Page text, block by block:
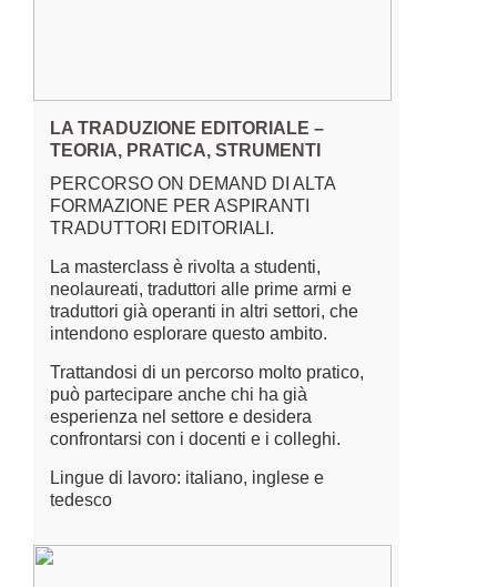
LA TRADUZIONE EDITORIALE –
TEORIA, PRATICA, STRUMENTI
PERCORSO ON DEMAND DI ALTA
FORMAZIONE PER ASPIRANTI
TRADUTTORI EDITORIALI.
La masterclass è rivolta a studenti,
neolaureati, traduttori alle prime armi e
traduttori già operanti in altri settori, che
intendono esplorare questo ambito.
Trattandosi di un percorso molto pratico,
può partecipare anche chi ha già
esperienza nel settore e desidera
confrontarsi con i docenti e i colleghi.
Lingue di lavoro: italiano, inglese e
tedesco